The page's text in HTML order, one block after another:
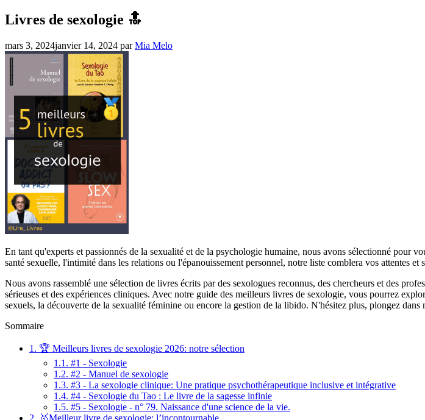
Livres de sexologie 🔝
mars 3, 2024janvier 14, 2024 parMia Melo
En tant qu'experts et passionnés de la sexualité et de la psychologie humaine, nous avons sélectionné pour
santé sexuelle, l'intimité dans les relations ou l'épanouissement personnel, notre liste comblera vos attentes et
Nous avons rassemblé une sélection de livres écrits par des sexologues reconnus, des chercheurs et des
sérieuses et des expériences cliniques. Avec notre guide des meilleurs livres de sexologie, vous pourrez
sexuels, la découverte de la sexualité féminine ou encore la gestion de la libido. N'hésitez plus, plongez
Sommaire
1. 🏆 Meilleurs livres de sexologie 2026: notre sélection
1.1. #1 - Sexologie
1.2. #2 - Manuel de sexologie
1.3. #3 - La sexologie clinique: Une pratique psychothérapeutique inclusive et intégrative
1.4. #4 - Sexologie du Tao : Le livre de la sagesse infinie
1.5. #5 - Sexologie - n° 79. Naissance d'une science de la vie.